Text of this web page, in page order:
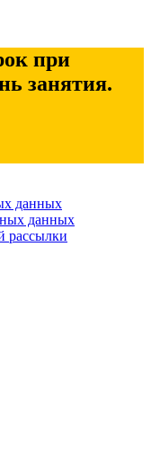
при
занятия.
данных
данных
рассылки